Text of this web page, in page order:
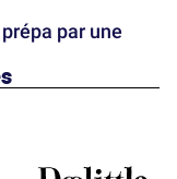
par une